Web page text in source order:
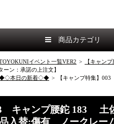
商品カテゴリ
イベント一覧VER2 > 【キャンプ
ン：承諾の上注文】
本日の新着◇◆ >
【キャンプ特集】
キャンプ腰鉈 183 土
入替:傷有 ノークレー